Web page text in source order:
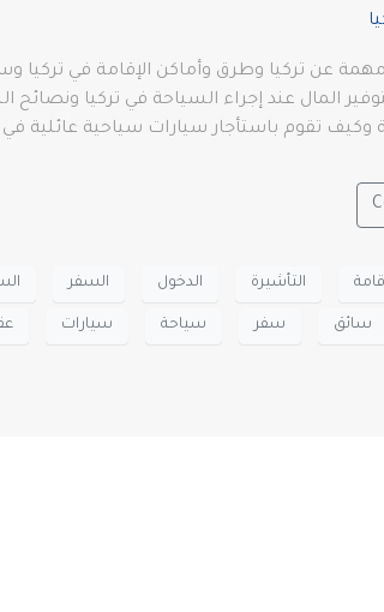
نصائح لتوفير المال عند إجراء السياحة في تركيا
وكيف تقوم باستأجار سيارات سياحية عائلية
التأشيرة الدخول السفر
سائق سفر سياحة سيارات